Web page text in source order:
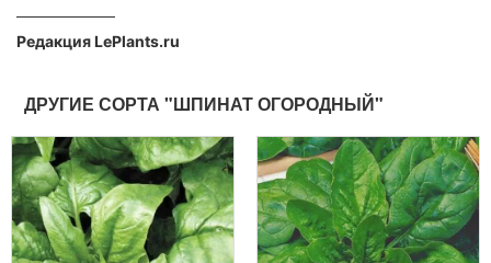
Редакция LePlants.ru
ДРУГИЕ СОРТА "ШПИНАТ ОГОРОДНЫЙ"